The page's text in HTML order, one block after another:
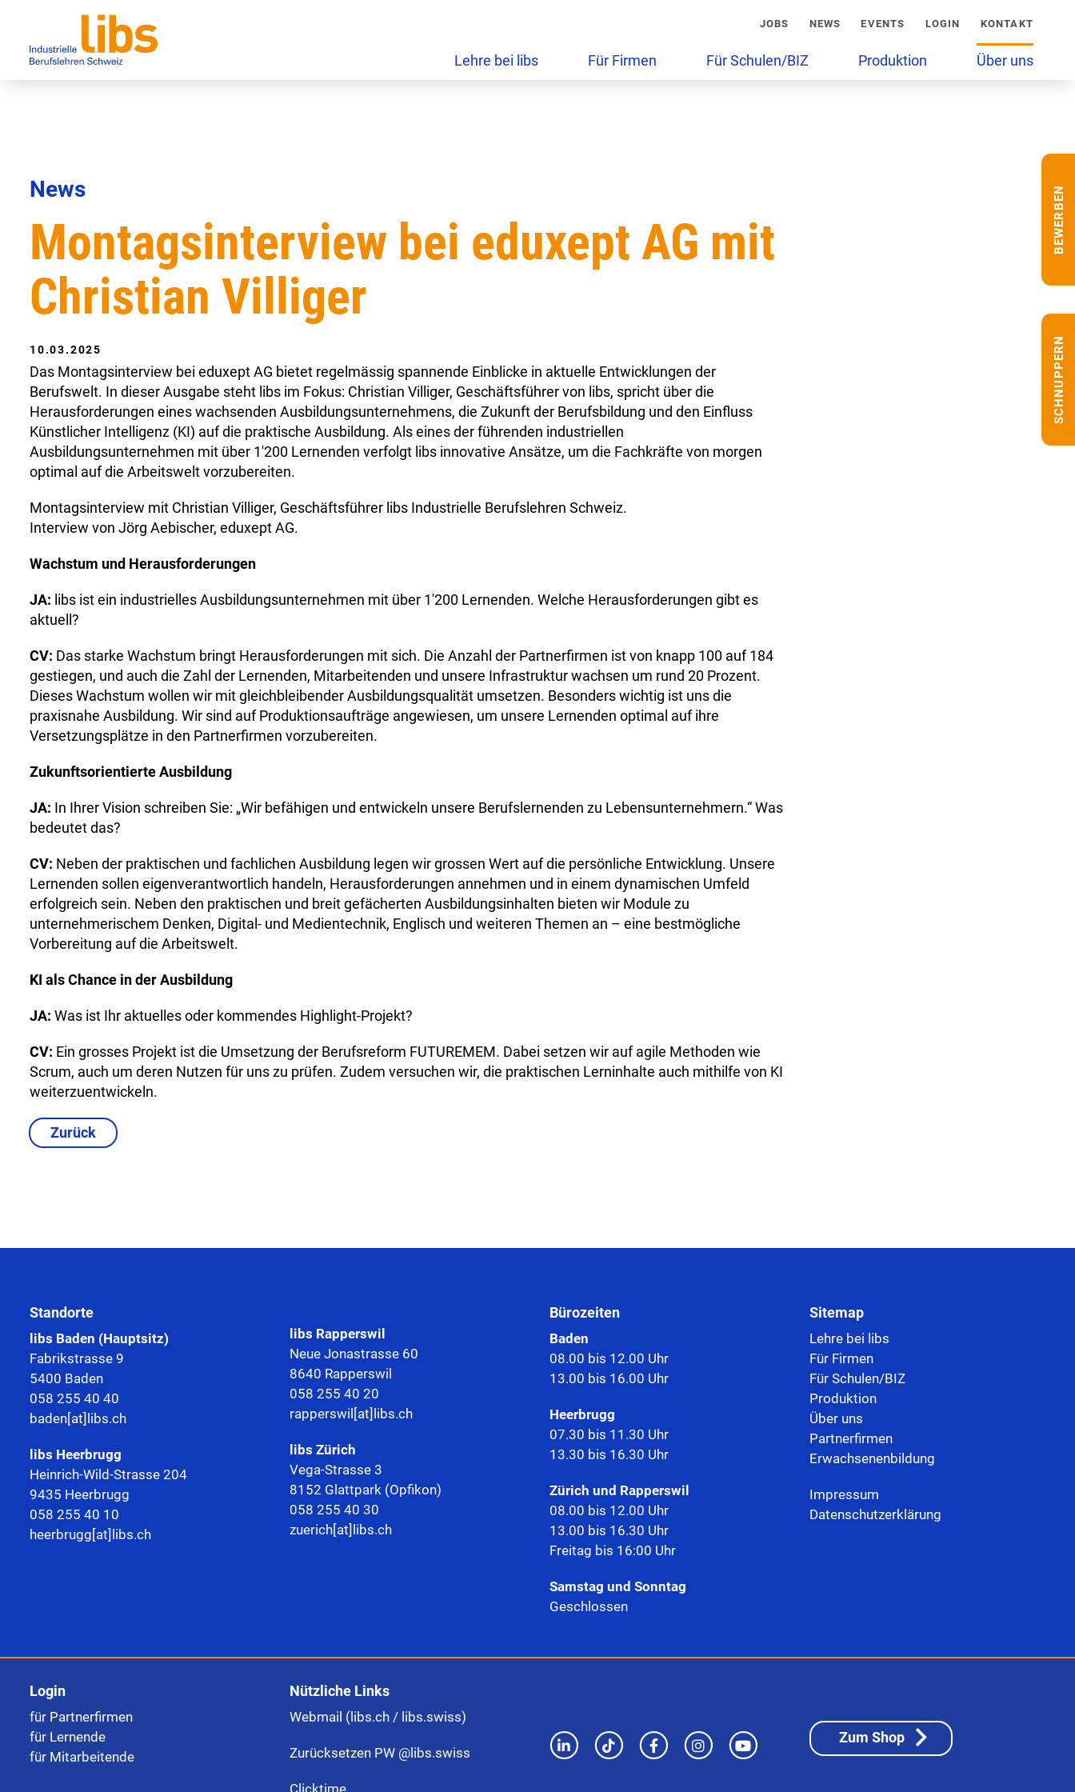
JOBS NEWS EVENTS LOGIN KONTAKT
Lehre bei libs Für Firmen Für Schulen/BIZ Produktion Über uns
News
Montagsinterview bei eduxept AG mit
Christian Villiger
10.03.2025
Das Montagsinterview bei eduxept AG bietet regelmässig spannende Einblicke in aktuelle Entwicklungen der
Berufswelt. In dieser Ausgabe steht libs im Fokus: Christian Villiger, Geschäftsführer von libs, spricht über die
Herausforderungen eines wachsenden Ausbildungsunternehmens, die Zukunft der Berufsbildung und den Einfluss
Künstlicher Intelligenz (KI) auf die praktische Ausbildung. Als eines der führenden industriellen
Ausbildungsunternehmen mit über 1'200 Lernenden verfolgt libs innovative Ansätze, um die Fachkräfte von morgen
optimal auf die Arbeitswelt vorzubereiten.
Montagsinterview mit Christian Villiger, Geschäftsführer libs Industrielle Berufslehren Schweiz.
Interview von Jörg Aebischer, eduxept AG.
Wachstum und Herausforderungen
JA: libs ist ein industrielles Ausbildungsunternehmen mit über 1'200 Lernenden. Welche Herausforderungen gibt es
aktuell?
CV: Das starke Wachstum bringt Herausforderungen mit sich. Die Anzahl der Partnerfirmen ist von knapp 100 auf 184
gestiegen, und auch die Zahl der Lernenden, Mitarbeitenden und unsere Infrastruktur wachsen um rund 20 Prozent.
Dieses Wachstum wollen wir mit gleichbleibender Ausbildungsqualität umsetzen. Besonders wichtig ist uns die
praxisnahe Ausbildung. Wir sind auf Produktionsaufträge angewiesen, um unsere Lernenden optimal auf ihre
Versetzungsplätze in den Partnerfirmen vorzubereiten.
Zukunftsorientierte Ausbildung
JA: In Ihrer Vision schreiben Sie: „Wir befähigen und entwickeln unsere Berufslernenden zu Lebensunternehmern.“ Was
bedeutet das?
CV: Neben der praktischen und fachlichen Ausbildung legen wir grossen Wert auf die persönliche Entwicklung. Unsere
Lernenden sollen eigenverantwortlich handeln, Herausforderungen annehmen und in einem dynamischen Umfeld
erfolgreich sein. Neben den praktischen und breit gefächerten Ausbildungsinhalten bieten wir Module zu
unternehmerischem Denken, Digital- und Medientechnik, Englisch und weiteren Themen an – eine bestmögliche
Vorbereitung auf die Arbeitswelt.
KI als Chance in der Ausbildung
JA: Was ist Ihr aktuelles oder kommendes Highlight-Projekt?
CV: Ein grosses Projekt ist die Umsetzung der Berufsreform FUTUREMEM. Dabei setzen wir auf agile Methoden wie
Scrum, auch um deren Nutzen für uns zu prüfen. Zudem versuchen wir, die praktischen Lerninhalte auch mithilfe von KI
weiterzuentwickeln.
Zurück
BEWERBEN
SCHNUPPERN
Standorte
libs Baden (Hauptsitz)
Fabrikstrasse 9
5400 Baden
058 255 40 40
baden[at]libs.ch
libs Heerbrugg
Heinrich-Wild-Strasse 204
9435 Heerbrugg
058 255 40 10
heerbrugg[at]libs.ch
libs Rapperswil
Neue Jonastrasse 60
8640 Rapperswil
058 255 40 20
rapperswil[at]libs.ch
libs Zürich
Vega-Strasse 3
8152 Glattpark (Opfikon)
058 255 40 30
zuerich[at]libs.ch
Bürozeiten
Baden
08.00 bis 12.00 Uhr
13.00 bis 16.00 Uhr
Heerbrugg
07.30 bis 11.30 Uhr
13.30 bis 16.30 Uhr
Zürich und Rapperswil
08.00 bis 12.00 Uhr
13.00 bis 16.30 Uhr
Freitag bis 16:00 Uhr
Samstag und Sonntag
Geschlossen
Sitemap
Lehre bei libs
Für Firmen
Für Schulen/BIZ
Produktion
Über uns
Partnerfirmen
Erwachsenenbildung
Impressum
Datenschutzerklärung
Login
für Partnerfirmen
für Lernende
für Mitarbeitende
Nützliche Links
Webmail (libs.ch / libs.swiss)
Zurücksetzen PW @libs.swiss
Clicktime
Zum Shop